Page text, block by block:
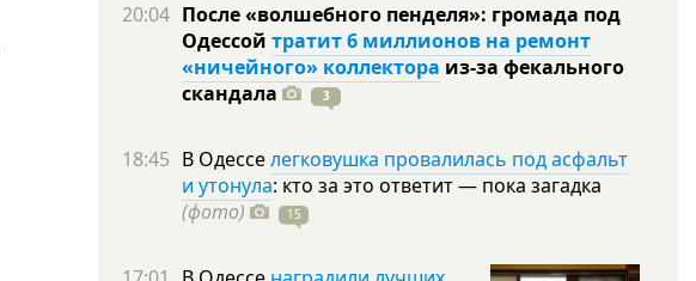
20:04 После «волшебного пенделя»: громада под
Одессой тратит 6 миллионов на ремонт
«ничейного» коллектора из-за фекального
скандала
3
18:45 В Одесселегковушка провалилась под асфальт
и утонула: кто за это ответит — пока загадка
(фото)
15